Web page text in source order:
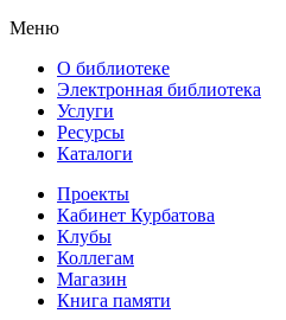
Меню
О библиотеке
Электронная библиотека
Услуги
Ресурсы
Каталоги
Проекты
Кабинет Курбатова
Клубы
Коллегам
Магазин
Книга памяти